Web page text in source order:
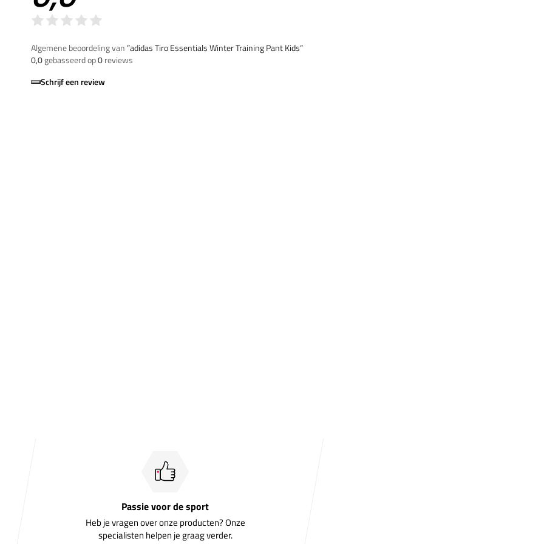
Algemene beoordeling van”adidas Tiro Essentials Winter Training Pant Kids“
0,0gebasseerd op0reviews
Schrijf een review
Passie voor de sport
Heb je vragen over onze producten? Onze
specialisten helpen je graag verder.